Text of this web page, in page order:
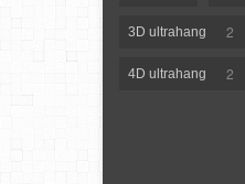
3D ultrahang 2
4D ultrahang 2